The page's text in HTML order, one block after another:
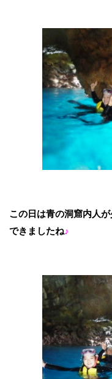
この日は青の洞窟内人
できましたね♪